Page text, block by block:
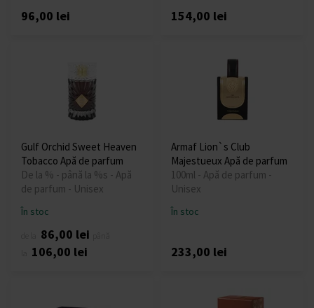
96,00 lei 154,00 lei
Gulf Orchid Sweet Heaven
Tobacco Apă de parfum
De la % - până la %s - Apă
de parfum - Unisex
În stoc
86,00 lei
106,00 lei
Armaf Lion`s Club
Majestueux Apă de parfum
100ml - Apă de parfum -
Unisex
În stoc
233,00 lei